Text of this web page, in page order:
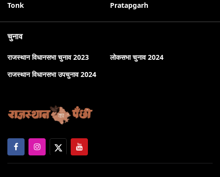
Tonk
Pratapgarh
चुनाव
राजस्थान विधानसभा चुनाव 2023
लोकसभा चुनाव 2024
राजस्थान विधानसभा उपचुनाव 2024